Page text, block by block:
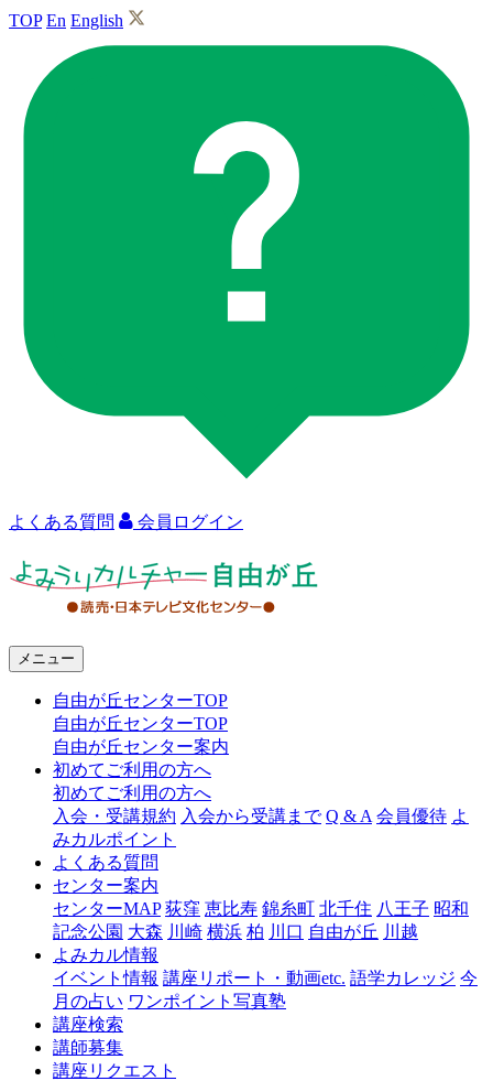
TOP En English
よくある質問 会員ログイン
ャ
由
丘
メニュー
自由が丘センターTOP
自由が丘センターTOP
自由が丘センター案内
初めてご利用の方へ
初めてご利用の方へ
入会・受講規約 入会から受講まで Q & A 会員優待 よ
みカルポイント
よくある質問
センター案内
センターMAP 荻窪 恵比寿 錦糸町 北千住 八王子 昭和
記念公園 大森 川崎 横浜 柏 川口 自由が丘 川越
よみカル情報
イベント情報 講座リポート・動画etc. 語学カレッジ 今
月の占い ワンポイント写真塾
講座検索
講師募集
講座リクエスト